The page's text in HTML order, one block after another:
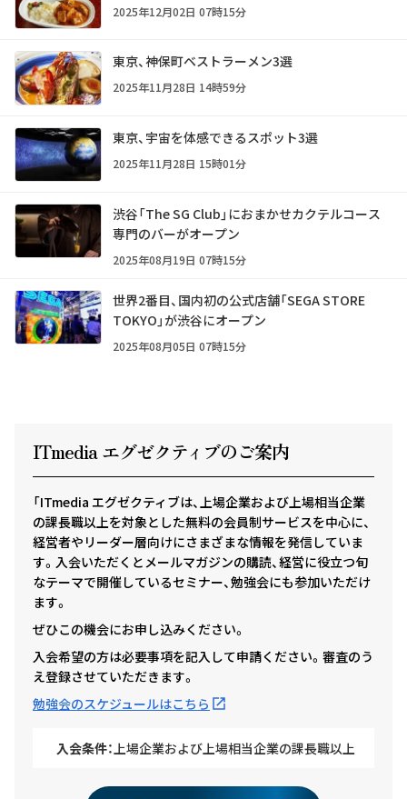
2025年12月02日 07時15分
東京、神保町ベストラーメン3選
2025年11月28日 14時59分
東京、宇宙を体感できるスポット3選
2025年11月28日 15時01分
渋谷「The SG Club」におまかせカクテルコース
専門のバーがオープン
2025年08月19日 07時15分
世界2番目、国内初の公式店舗「SEGA STORE
TOKYO」が渋谷にオープン
2025年08月05日 07時15分
ITmedia エグゼクティ ブのご案内
「ITmedia エグゼクティブは、上場企業および上場相当企業
の課長職以上を対象とした無料の会員制サービスを中心に、
経営者やリーダー層向けにさまざまな情報を発信していま
す。入会いただくとメールマガジンの購読、経営に役立つ旬
なテーマで開催しているセミナー、勉強会にも参加いただけ
ます。
ぜひこの機会にお申し込みください。
入会希望の方は必要事項を記入して申請ください。審査のう
え登録させていただきます。
勉強会のスケジュールはこちら
入会条件： 上場企業および上場相当企業の課長職以上